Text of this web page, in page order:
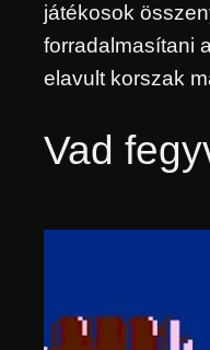
játékosok
forradalmasítani
elavult korszak
Vad